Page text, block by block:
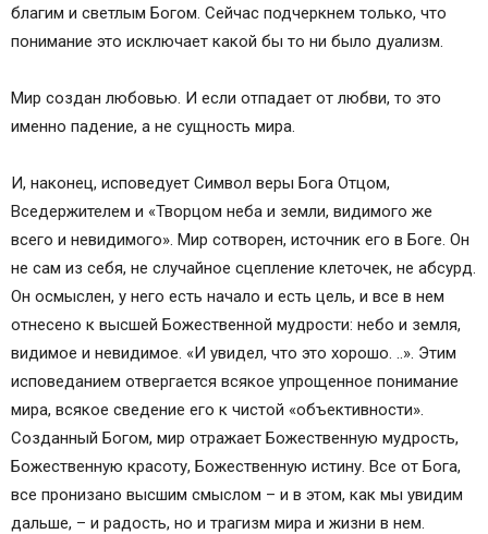
благим и светлым Богом. Сейчас подчеркнем только, что
понимание это исключает какой бы то ни было дуализм.
Мир создан любовью. И если отпадает от любви, то это
именно падение, а не сущность мира.
И, наконец, исповедует Символ веры Бога Отцом,
Вседержителем и «Творцом неба и земли, видимого же
всего и невидимого». Мир сотворен, источник его в Боге. Он
не сам из себя, не случайное сцепление клеточек, не абсурд.
Он осмыслен, у него есть начало и есть цель, и все в нем
отнесено к высшей Божественной мудрости: небо и земля,
видимое и невидимое. «И увидел, что это хорошо. ..». Этим
исповеданием отвергается всякое упрощенное понимание
мира, всякое сведение его к чистой «объективности».
Созданный Богом, мир отражает Божественную мудрость,
Божественную красоту, Божественную истину. Все от Бога,
все пронизано высшим смыслом – и в этом, как мы увидим
дальше, – и радость, но и трагизм мира и жизни в нем.